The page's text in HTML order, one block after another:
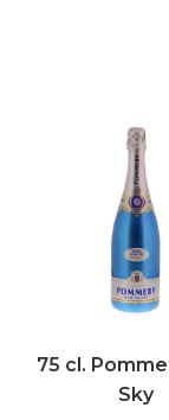
75 cl.
Sky